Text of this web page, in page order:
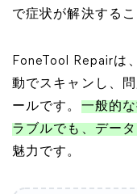
で症状が解決するこ
FoneTool Repairは
動でスキャンし、
ールです。 一般的
ラブルでも、デー
魅力です。